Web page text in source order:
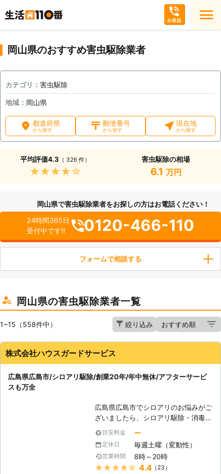
岡山県のおすすめ害虫駆除業者
カテゴリ： 害虫駆除
地域： 岡山県
都道府県
から探す
郵便番号
から探す
現在地
から探す
平均評価4.3 （ 326 件）
★★★★★
害虫駆除の相場
6.1 万円
岡山県で害虫駆除業者をお探しの方はお電話ください！
24時間365日
受付中です!!
0120-466-110
フォームで相談する
岡山県の害虫駆除業者一覧
1~15（558件中） 絞り込み
株式会社ハウスガードサービス
広島県広島市/シロアリ駆除/創業20年/年中無休/アフターサービ
スも万全
広島県広島市でシロアリのお悩みがご
ざいましたら、シロアリ駆除・消毒の
プロフェッショナルである「株式会社
ハウスガードサービス」にお電話くだ
さい。 プロスタッフが、長年の実績
と経験を存分に発揮し、必ずご満足い
ただけるサービスを皆様にお届けいた
目安料金 ー
定休日 毎週土曜（変動性）
営業時間 8時～20時
★★★★★ 4.4（23）